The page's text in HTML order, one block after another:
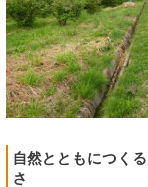
自然とともにつく
さ